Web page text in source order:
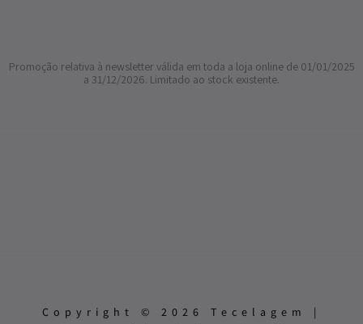
Promoção relativa à newsletter válida em toda a loja online de 01/01/2025
a 31/12/2026. Limitado ao stock existente.
Copyright © 2026 Tecelagem |